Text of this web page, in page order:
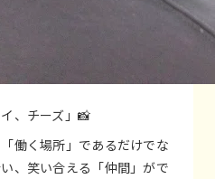
、チーズ」📸
働く場所」であるだけでな
、笑い合える「仲間」がで